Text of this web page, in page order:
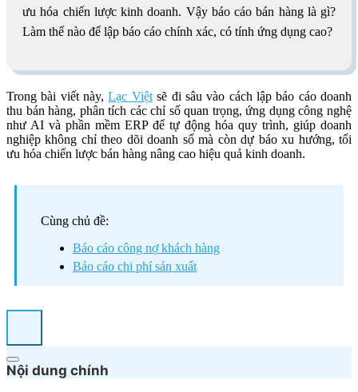
ưu hóa chiến lược kinh doanh. Vậy báo cáo bán hàng là gì?
Làm thế nào để lập báo cáo chính xác, có tính ứng dụng cao?
Trong bài viết này,Lạc Việtsẽ đi sâu vào cách lập báo cáo doanh
thu bán hàng, phân tích các chỉ số quan trọng, ứng dụng công nghệ
như AI và phần mềm ERP để tự động hóa quy trình, giúp doanh
nghiệp không chỉ theo dõi doanh số mà còn dự báo xu hướng, tối
ưu hóa chiến lược bán hàng nâng cao hiệu quả kinh doanh.
Cùng chủ đề:
Báo cáo công nợ khách hàng
Báo cáo chi phí sản xuất
Nội dung chính